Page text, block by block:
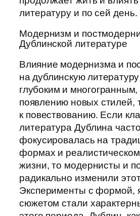
литературу и по сей день.
Модернизм и
Дублинской литературе
Влияние модернизма и
на дублинскую
глубоким и многогранным,
появлению новых стилей,
к повествованию. Если
литература Дублина часто
фокусировалась на
формах и
жизни, то модернисты и
радикально изменили
Эксперименты с формой,
сюжетом стали